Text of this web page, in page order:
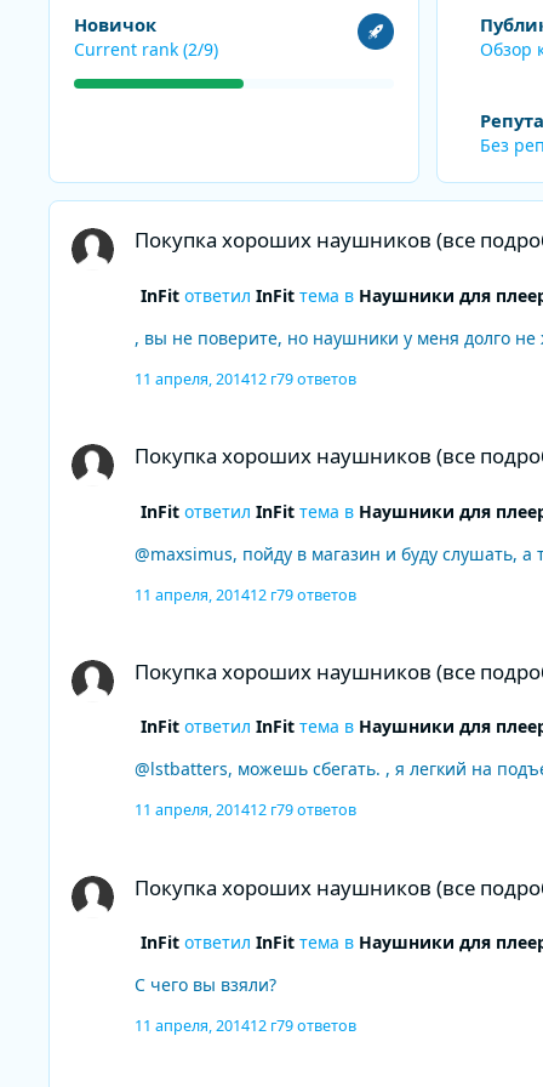
Новичок
Current rank (2/9) Обзор
Без
Покупка хороших наушников (все подробно написал)
Покупка хороших наушников (все
InFitответил InFitтема в Наушники для
, вы не поверите, но наушники у меня долго
11 апреля, 201412 г79 ответов
Покупка хороших наушников (все
InFitответил InFitтема в Наушники для
@maxsimus, пойду в магазин и буду слушать, а
11 апреля, 201412 г79 ответов
Покупка хороших наушников (все
InFitответил InFitтема в Наушники для
@lstbatters, можешь сбегать. , я легкий на
11 апреля, 201412 г79 ответов
Покупка хороших наушников (все
InFitответил InFitтема в Наушники для
С чего вы взяли?
11 апреля, 201412 г79 ответов